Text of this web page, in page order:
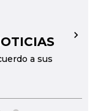
a sus
→